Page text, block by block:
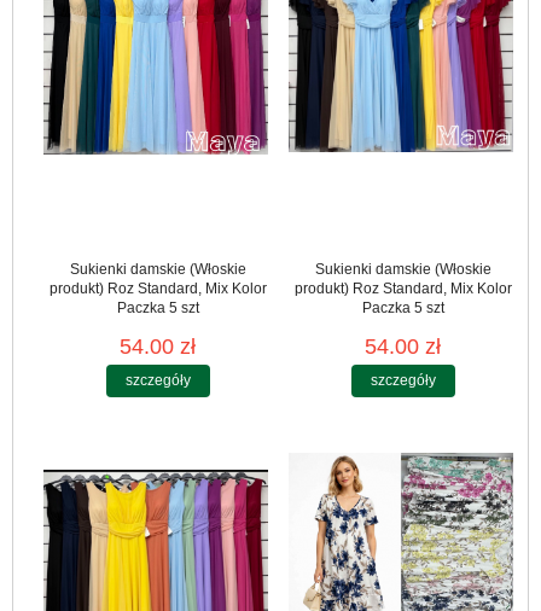
Sukienki damskie (Włoskie
produkt) Roz Standard, Mix Kolor
Paczka 5 szt
54.00 zł
szczegóły
Sukienki damskie (Włoskie
produkt) Roz Standard, Mix Kolor
Paczka 5 szt
54.00 zł
szczegóły